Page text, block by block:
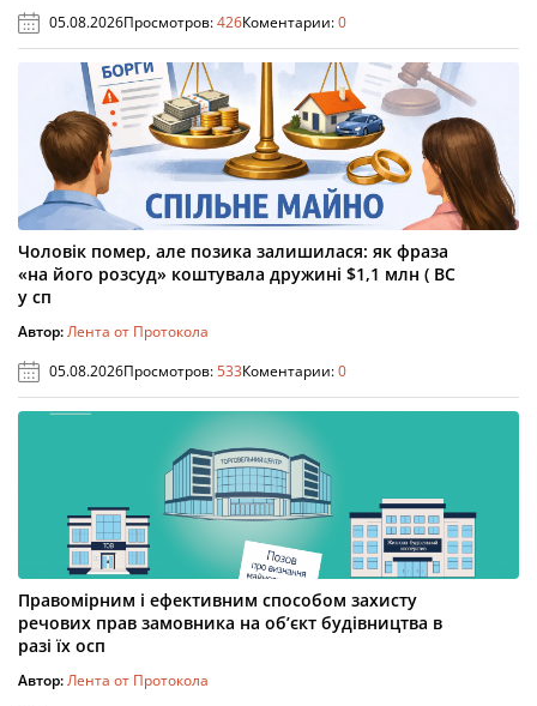
05.08.2026Просмотров:426Коментарии:0
Чоловік помер, але позика залишилася: як фраза
«на його розсуд» коштувала дружині $1,1 млн ( ВС
у сп
Автор:Лента от Протокола
05.08.2026Просмотров:533Коментарии:0
Правомірним і ефективним способом захисту
речових прав замовника на об’єкт будівництва в
разі їх осп
Автор:Лента от Протокола